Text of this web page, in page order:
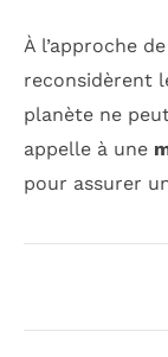
À l’approche
reconsidèrent
planète ne
appelle à une
pour assurer